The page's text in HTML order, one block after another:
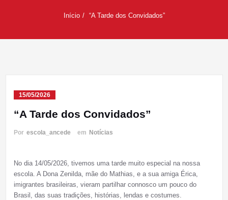
Início “A Tarde dos Convidados”
15/05/2026
“A Tarde dos Convidados”
Por escola_ancede em Notícias
No dia 14/05/2026, tivemos uma tarde muito especial na nossa
escola. A Dona Zenilda, mãe do Mathias, e a sua amiga Érica,
imigrantes brasileiras, vieram partilhar connosco um pouco do
Brasil, das suas tradições, histórias, lendas e costumes.